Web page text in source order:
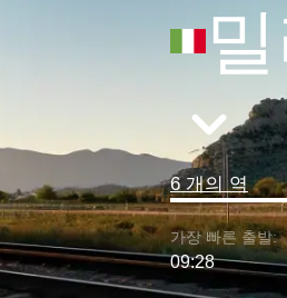
6 개의 역
가장 빠른 출발:
09:28